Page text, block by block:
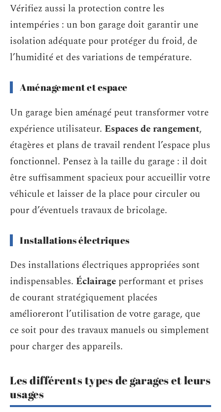
Vérifiez aussi la protection contre les
intempéries : un bon garage doit garantir une
isolation adéquate pour protéger du froid, de
l’humidité et des variations de température.
Aménagement et espace
Un garage bien aménagé peut transformer votre
expérience utilisateur. Espaces de rangement,
étagères et plans de travail rendent l’espace plus
fonctionnel. Pensez à la taille du garage : il doit
être suffisamment spacieux pour accueillir votre
véhicule et laisser de la place pour circuler ou
pour d’éventuels travaux de bricolage.
Installations électriques
Des installations électriques appropriées sont
indispensables. Éclairage performant et prises
de courant stratégiquement placées
amélioreront l’utilisation de votre garage, que
ce soit pour des travaux manuels ou simplement
pour charger des appareils.
Les différents types de garages et leurs
usages